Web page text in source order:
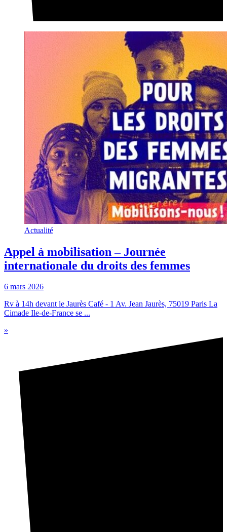
Actualité
Appel à mobilisation – Journée
internationale du droits des femmes
6 mars 2026
Rv à 14h devant le Jaurès Café - 1 Av. Jean Jaurès, 75019 Paris La
Cimade Ile-de-France se ...
»